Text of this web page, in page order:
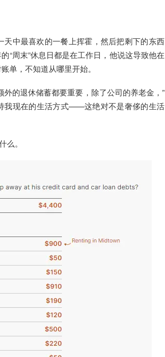
中最喜欢的一餐上挥霍，然后把剩下的东西
“周末”休息日都是在工作日，他说这导致他在
单，不知道从哪里开始。
的退休储蓄都要重要，除了公司的养老金，”
我现在的生活方式——这绝对不是奢侈的生活
。